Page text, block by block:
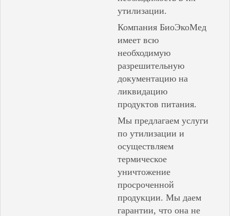
утилизации.
Компания БиоЭкоМед
имеет всю
необходимую
разрешительную
документацию на
ликвидацию
продуктов питания.
Мы предлагаем услуги
по утилизации и
осуществляем
термическое
уничтожение
просроченной
продукции. Мы даем
гарантии, что она не